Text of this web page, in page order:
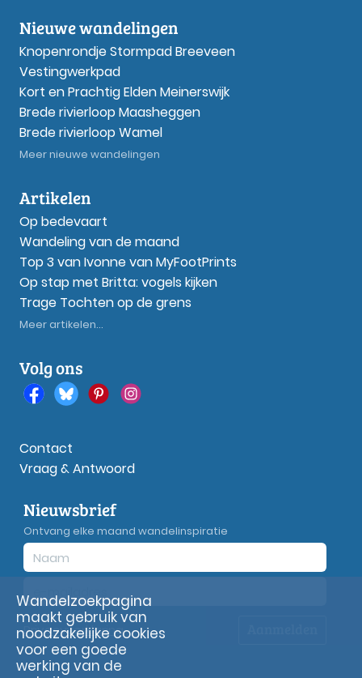
Nieuwe wandelingen
Knopenrondje Stormpad Breeveen
Vestingwerkpad
Kort en Prachtig Elden Meinerswijk
Brede rivierloop Maasheggen
Brede rivierloop Wamel
Meer nieuwe wandelingen
Artikelen
Op bedevaart
Wandeling van de maand
Top 3 van Ivonne van MyFootPrints
Op stap met Britta: vogels kijken
Trage Tochten op de grens
Meer artikelen...
Volg ons
Contact
Vraag & Antwoord
Nieuwsbrief
Ontvang elke maand wandelinspiratie
Privacyverklaring
Wandelzoekpagina
maakt gebruik van
noodzakelijke cookies
voor een goede
werking van de